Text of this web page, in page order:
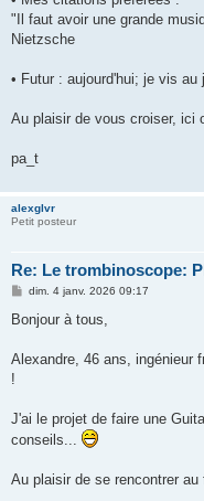
"Il faut avoir une grande
Nietzsche
• Futur : aujourd'hui; je vis au
Au plaisir de vous croiser, ici
pa_t
alexglvr
Petit posteur
Re: Le trombinoscope:
M
s
g
dim. 4 janv. 2026 09:17
Bonjour à tous,
Alexandre, 46 ans, ingénieur
!
J'ai le projet de faire une
conseils...
Au plaisir de se rencontrer